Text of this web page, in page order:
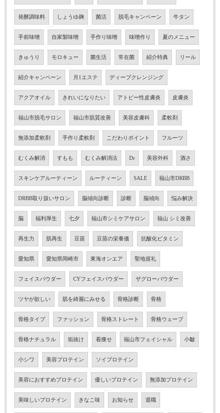
発酵調味料 しょうゆ麹 菌活 脱毛キャンペーン 牛タン
手前味噌 自家製味噌 手作り味噌 味噌作り 夏のメニュー
きゅうり モロキュー 菌生活 常在菌 紹介特典 リール
紹介キャンペーン 月1エステ ディープクレンジング
アクアオイル きれいになりたい アトピー性皮膚炎 皮膚炎
福山市脱毛サロン 福山市肌質改善 美容皮膚科 柔軟剤
無添加柔軟剤 手作り柔軟剤 こだわりポイント フルーツ
むくみ解消 すもも むくみ解消法 Dr 美容外科 酒さ
スキンケアルーティーン ルーティーン SALE 福山市DRBB
DRBB取り扱いサロン 脳傾向診断 診断 脳傾向 悩み解決
脳 福利厚生 七夕 福山市シミケアサロン 福山 シミ改善
再生力 肌再生 豆苗 豆苗の栄養価 抗酸化ビタミン
愛知県 愛知県岡崎市 東海オンエア 聖地巡礼
フェイスパウダー CYフェイスパウダー ザグローパウダー
ツヤが欲しい 肌を綺麗にみせる 骨格診断 骨格
骨格タイプ ファッション 骨格ストレート 骨格ウェーブ
骨格ナチュラル 垢抜け 着痩せ 福山市フェイシャル 小皺
小シワ 美容プロテイン ソイプロテイン
美容におすすめプロテイン 優しいプロテイン 無添加プロテイン
美味しいプロテイン きなこ味 お知らせ 退職